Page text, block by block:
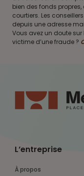
bien des fonds
courtiers. Les
depuis une adresse
Vous avez un doute
victime d’une fraude ?
L’entreprise
À propos